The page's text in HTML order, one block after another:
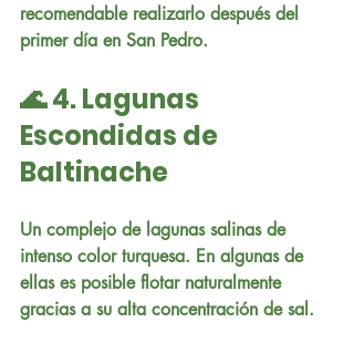
recomendable realizarlo después del
primer día en San Pedro.
🌊 4. Lagunas
Escondidas de
Baltinache
Un complejo de lagunas salinas de
intenso color turquesa. En algunas de
ellas es posible flotar naturalmente
gracias a su alta concentración de sal.